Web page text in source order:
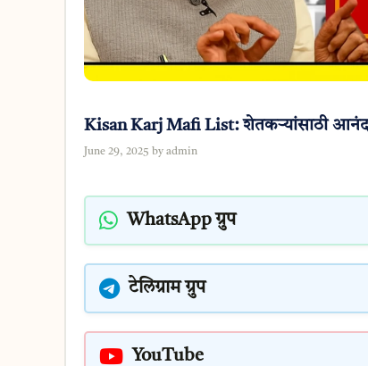
Kisan Karj Mafi List: शेतकऱ्यांसाठी
June 29, 2025 by admin
WhatsApp ग्रुप
टेलिग्राम ग्रुप
YouTube